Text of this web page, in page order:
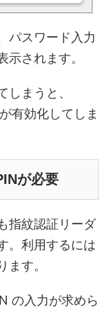
パスワード入力
されます。
しまうと、
有効化してしま
が必要
指紋認証リーダ
。利用するには
す。
の入力が求めら